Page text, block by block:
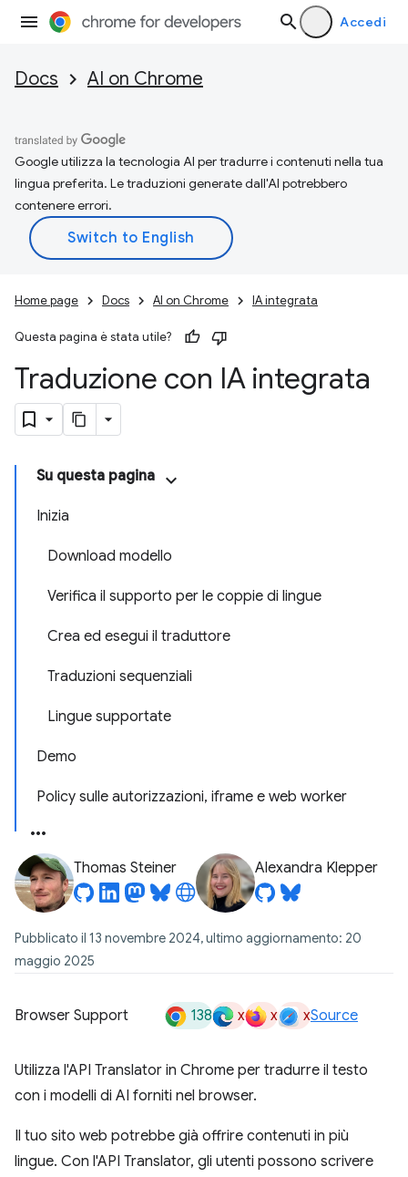
Accedi
Docs AI on Chrome
Google utilizza la tecnologia AI per tradurre i contenuti nella tua
lingua preferita. Le traduzioni generate dall'AI potrebbero
contenere errori.
Home page Docs AI on Chrome IA integrata
Questa pagina è stata utile?
Traduzione con IA integrata
Su questa pagina
Inizia
Download modello
Verifica il supporto per le coppie di lingue
Crea ed esegui il traduttore
Traduzioni sequenziali
Lingue supportate
Demo
Policy sulle autorizzazioni, iframe e web worker
Thomas Steiner Alexandra Klepper
Pubblicato il 13 novembre 2024, ultimo aggiornamento: 20
maggio 2025
Browser Support 138 x x xSource
Utilizza l'API Translator in Chrome per tradurre il testo
con i modelli di AI forniti nel browser.
Il tuo sito web potrebbe già offrire contenuti in più
lingue. Con l'API Translator, gli utenti possono scrivere